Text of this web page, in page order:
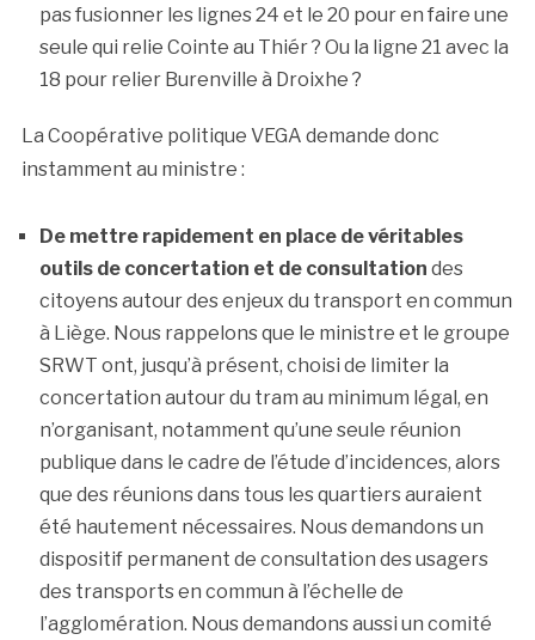
pas fusionner les lignes 24 et le 20 pour en faire une
seule qui relie Cointe au Thiér ? Ou la ligne 21 avec la
18 pour relier Burenville à Droixhe ?
La Coopérative politique VEGA demande donc
instamment au ministre :
De mettre rapidement en place de véritables
outils de concertation et de consultation des
citoyens autour des enjeux du transport en commun
à Liège. Nous rappelons que le ministre et le groupe
SRWT ont, jusqu’à présent, choisi de limiter la
concertation autour du tram au minimum légal, en
n’organisant, notamment qu’une seule réunion
publique dans le cadre de l’étude d’incidences, alors
que des réunions dans tous les quartiers auraient
été hautement nécessaires. Nous demandons un
dispositif permanent de consultation des usagers
des transports en commun à l’échelle de
l’agglomération. Nous demandons aussi un comité